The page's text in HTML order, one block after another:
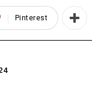
Pinterest